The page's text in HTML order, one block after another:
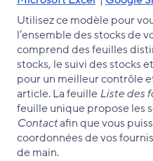
Utilisez ce modèle pour
l’ensemble des stocks de
comprend des feuilles
stocks, le suivi des stocks
pour un meilleur contrôle
article. La feuilleListe des
feuille unique propose les
Contactafin que vous
coordonnées de vos
de main.